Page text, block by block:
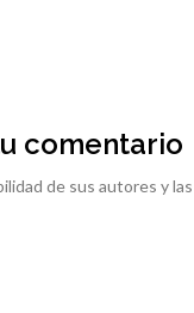
comentario
de sus autores y